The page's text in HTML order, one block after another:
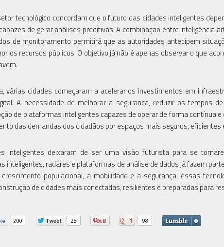
tecnológico concordam que o futuro das cidades inteligentes
de gerar análises preditivas. A combinação entre inteligência
de monitoramento permitirá que as autoridades antecipem
os recursos públicos. O objetivo já não é apenas observar o que
várias cidades começaram a acelerar os investimentos em
A necessidade de melhorar a segurança, reduzir os tempos
de plataformas inteligentes capazes de operar de forma contínua
das demandas dos cidadãos por espaços mais seguros,
inteligentes deixaram de ser uma visão futurista para se
inteligentes, radares e plataformas de análise de dados já fazem
populacional, a mobilidade e a segurança, essas
de cidades mais conectadas, resilientes e preparadas para